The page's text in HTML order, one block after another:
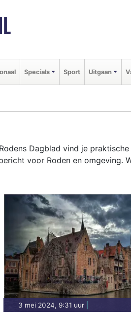
Specials Sport Uitgaan
Dagblad vind je
voor Roden en omgeving.
als de Roder Markt tot het
3 mei 2024, 9:31 uur|